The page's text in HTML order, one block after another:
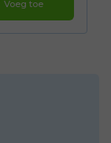
Voeg toe